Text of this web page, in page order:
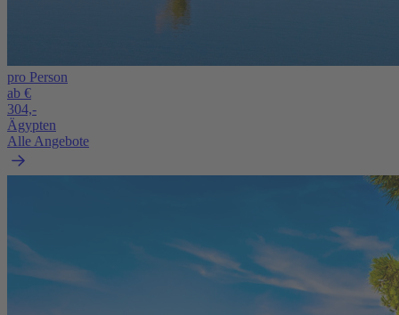
pro Person
ab €
304,-
Ägypten
Alle Angebote